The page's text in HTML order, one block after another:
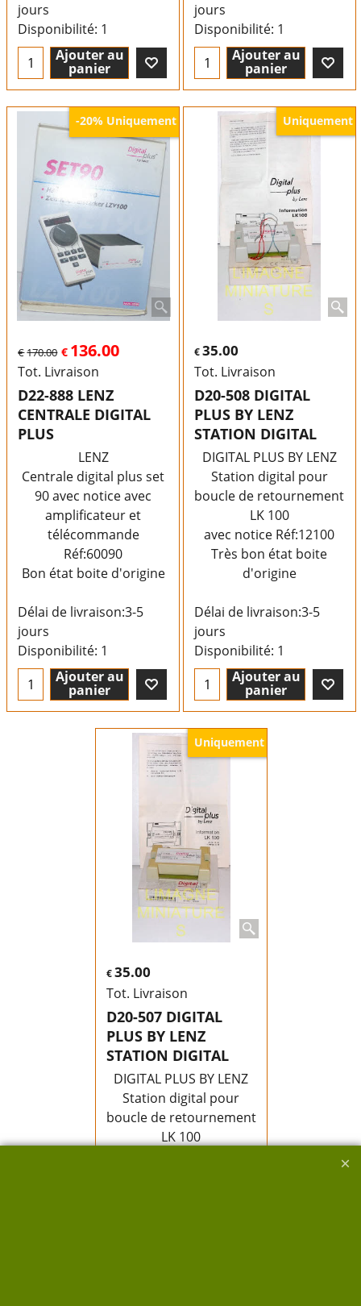
jours
Disponibilité: 1
Ajouter au
panier
jours
Disponibilité: 1
Ajouter au
panier
-20% Uniquement
€170.00 € 136.00
Tot. Livraison
D22-888 LENZ
CENTRALE DIGITAL
PLUS
LENZ
Centrale digital plus set
90 avec notice avec
amplificateur et
télécommande
Réf:60090
Bon état boite d'origine
Délai de livraison:3-5
jours
Disponibilité: 1
Ajouter au
panier
Uniquement
€35.00
Tot. Livraison
D20-508 DIGITAL
PLUS BY LENZ
STATION DIGITAL
DIGITAL PLUS BY LENZ
Station digital pour
boucle de retournement
LK 100
avec notice Réf:12100
Très bon état boite
d'origine
Délai de livraison:3-5
jours
Disponibilité: 1
Ajouter au
panier
Uniquement
€35.00
Tot. Livraison
D20-507 DIGITAL
PLUS BY LENZ
STATION DIGITAL
DIGITAL PLUS BY LENZ
Station digital pour
boucle de retournement
LK 100